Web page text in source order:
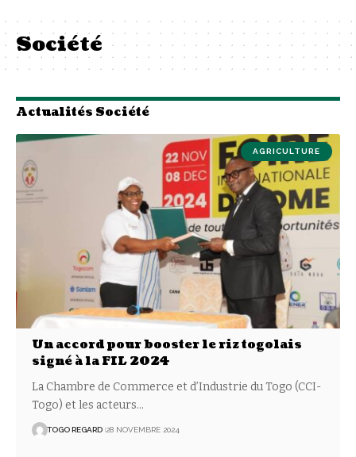
Société
Actualités Société
AGRICULTURE
Un accord pour booster le riz togolais
signé à la FIL 2024
La Chambre de Commerce et d’Industrie du Togo (CCI-
Togo) et les acteurs…
TOGO REGARD 28 NOVEMBRE 2024